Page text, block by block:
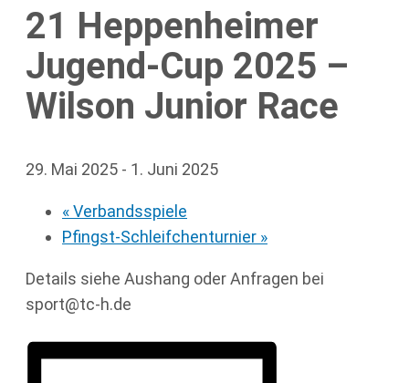
21 Heppenheimer
Jugend-Cup 2025 –
Wilson Junior Race
29. Mai 2025 - 1. Juni 2025
«Verbandsspiele
Pfingst-Schleifchenturnier »
Details siehe Aushang oder Anfragen bei
sport@tc-h.de